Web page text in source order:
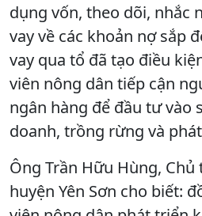
dụng vốn, theo dõi, nhắc
vay về các khoản nợ sắp
vay qua tổ đã tạo điều
viên nông dân tiếp cận
ngân hàng để đầu tư vào
doanh, trồng rừng và
Ông Trần Hữu Hùng,
huyện Yên Sơn cho biết: